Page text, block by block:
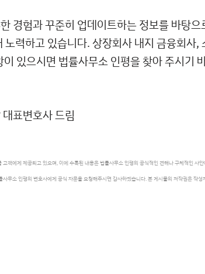
경험과 꾸준히 업데이트하는 정보를 바탕
노력하고 있습니다. 상장회사 내지 금융회사,
있으시면 법률사무소 인평을 찾아 주시기
표변호사 드림
객에게 제공되고 있으며, 이에 수록된 내용은 법률사무소 인평의 공식적인 견해나 구체적인 사
무소 인평의 변호사에게 공식 자문을 요청해주시면 감사하겠습니다. 본 게시물의 저작권은 작